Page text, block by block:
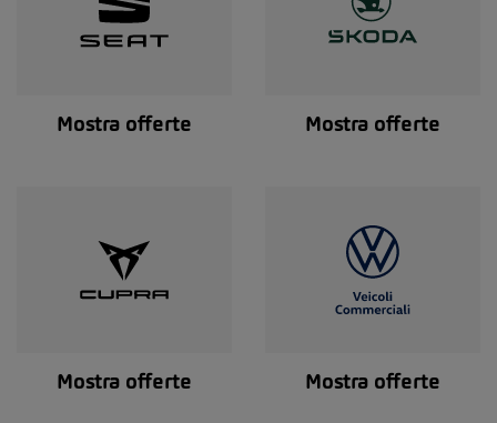
Mostra offerte Mostra offerte
Mostra offerte Mostra offerte